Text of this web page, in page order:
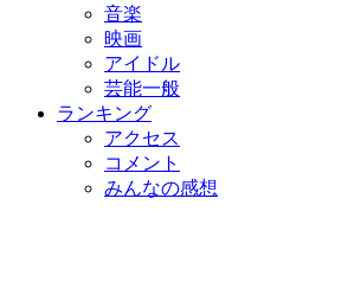
音楽
映画
アイドル
芸能一般
ランキング
アクセス
コメント
みんなの感想